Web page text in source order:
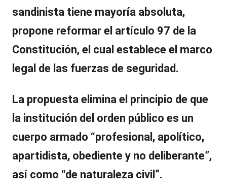
sandinista tiene mayoría absoluta,
propone reformar el artículo 97 de la
Constitución, el cual establece el marco
legal de las fuerzas de seguridad.
La propuesta elimina el principio de que
la institución del orden público es un
cuerpo armado “profesional, apolítico,
apartidista, obediente y no deliberante”,
así como “de naturaleza civil”.